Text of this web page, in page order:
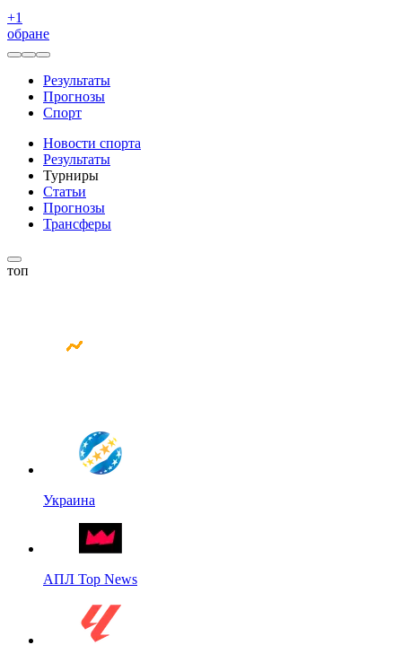
+1
обране
Результаты
Прогнозы
Спорт
Новости спорта
Результаты
Турниры
Статьи
Прогнозы
Трансферы
топ
Украина
АПЛ Top News